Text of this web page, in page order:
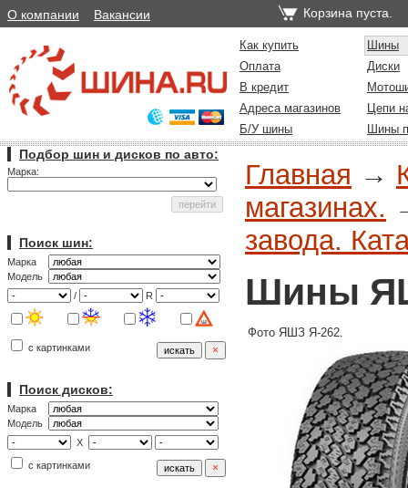
О компании Вакансии Корзина пуста.
Как купить
Шины
Оплата
Диски
В кредит
Адреса магазинов
Цепи
Б/У шины
Шины
Подбор шин и дисков по авто:
Марка:
Поиск шин:
Марка
Модель
/
R
с картинками
Поиск дисков:
Марка
Модель
X
с картинками
Главная →
магазинах.
завода.
Шины
Фото ЯШЗ Я-262.